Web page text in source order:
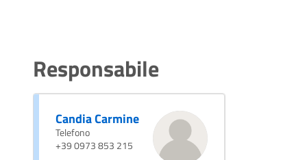
Responsabile
Candia Carmine
Telefono
+39 0973 853 215